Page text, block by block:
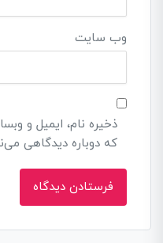
وب‌ سایت
ذخیره نام، ایمیل و
که دوباره دیدگاهی